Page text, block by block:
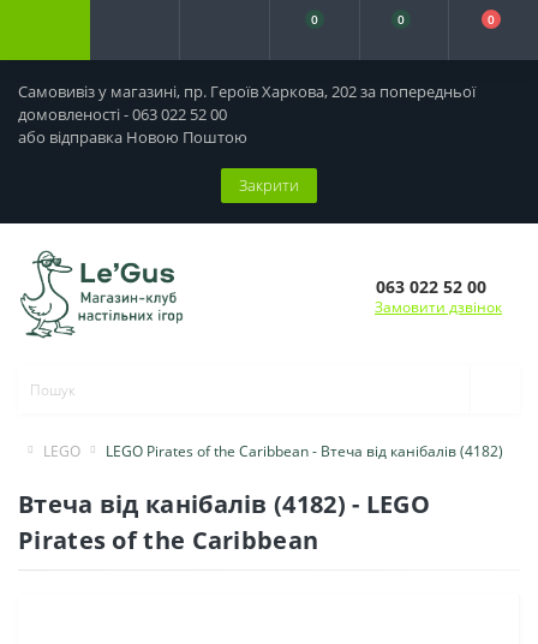
Самовивіз у магазині, пр. Героїв Харкова, 202 за попередньої
домовленості - 063 022 52 00
або відправка Новою Поштою
Закрити
0 0 0
063 022 52 00
Замовити дзвінок
LEGO LEGO Pirates of the Caribbean - Втеча від канібалів (4182)
Втеча від канібалів (4182) - LEGO
Pirates of the Caribbean